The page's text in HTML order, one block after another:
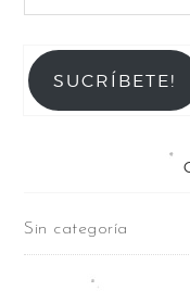
SUCRÍBETE!
Sin categoría